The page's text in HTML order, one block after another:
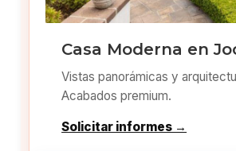
Casa Moderna en
Vistas panorámicas y
Acabados premium.
Solicitar informes →